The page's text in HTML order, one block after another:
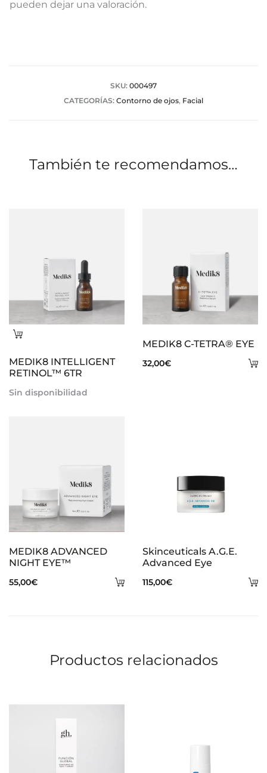
pueden dejar una valoración.
SKU: 000497
CATEGORÍAS: Contorno de ojos, Facial
También te recomendamos…
Leer
MEDIK8 INTELLIGENT
RETINOL™ 6TR
Sin disponibilidad
MEDIK8 C-TETRA® EYE
32,00€
Añadir
MEDIK8 ADVANCED
NIGHT EYE™
55,00€
Skinceuticals A.G.E.
Advanced Eye
115,00€
Productos relacionados